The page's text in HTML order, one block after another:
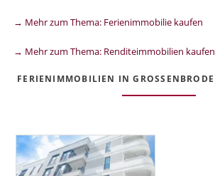
→ Mehr zum Thema: Ferienimmobilie kaufen
→ Mehr zum Thema: Renditeimmobilien kaufen
FERIENIMMOBILIEN IN GROSSENBRODE